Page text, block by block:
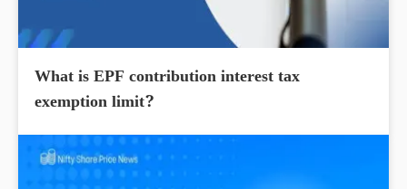
What is EPF contribution interest tax
exemption limit?